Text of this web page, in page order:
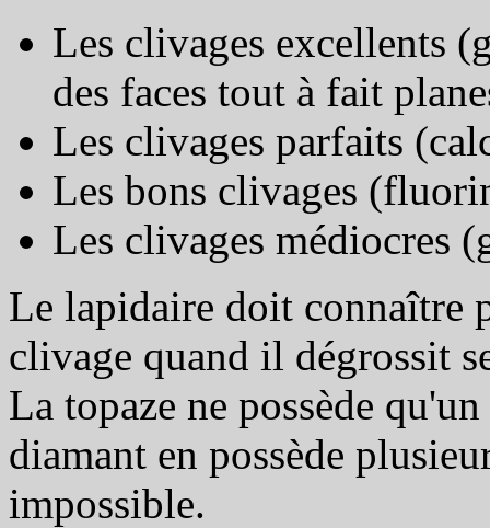
Les clivages excellents
des faces tout à fait
Les clivages parfaits
Les bons clivages
Les clivages médiocres
Le lapidaire doit connaître
clivage quand il dégrossit
La topaze ne possède
diamant en possède
impossible.